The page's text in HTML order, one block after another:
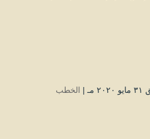
الخطب